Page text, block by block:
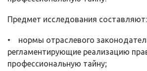
Предмет исследования составляют:
• нормы отраслевого
регламентирующие реализацию
профессиональную тайну;